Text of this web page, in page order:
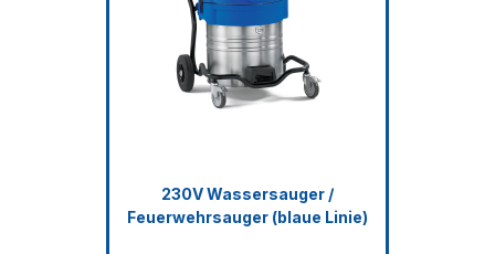
230V Wassersauger /
Feuerwehrsauger (blaue Linie)